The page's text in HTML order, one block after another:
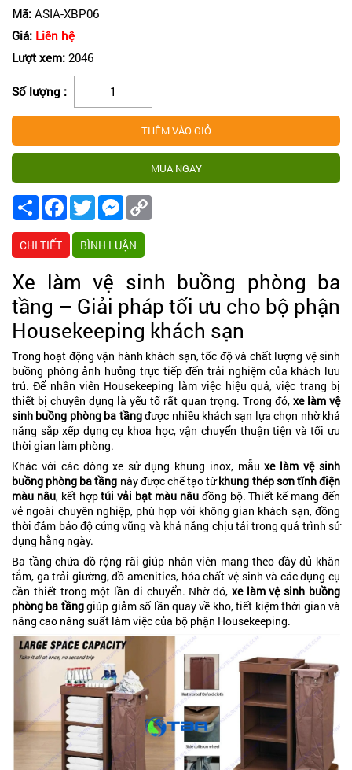
Mã: ASIA-XBP06
Giá: Liên hệ
Lượt xem: 2046
Số lượng :
Share FacebookTwitterMessenger
CHI TIẾT BÌNH LUẬN
Xe làm vệ sinh buồng phòng ba
tầng – Giải pháp tối ưu cho bộ phận
Housekeeping khách sạn
Trong hoạt động vận hành khách sạn, tốc độ và chất lượng vệ sinh
buồng phòng ảnh hưởng trực tiếp đến trải nghiệm của khách lưu
trú. Để nhân viên Housekeeping làm việc hiệu quả, việc trang bị
thiết bị chuyên dụng là yếu tố rất quan trọng. Trong đó, xe làm vệ
sinh buồng phòng ba tầngđược nhiều khách sạn lựa chọn nhờ khả
năng sắp xếp dụng cụ khoa học, vận chuyển thuận tiện và tối ưu
thời gian làm phòng.
Khác với các dòng xe sử dụng khung inox, mẫuxe làm vệ sinh
buồng phòng ba tầng này được chế tạo từkhung thép sơn tĩnh điện
màu nâu, kết hợptúi vải bạt màu nâuđồng bộ. Thiết kế mang đến
vẻ ngoài chuyên nghiệp, phù hợp với không gian khách sạn, đồng
thời đảm bảo độ cứng vững và khả năng chịu tải trong quá trình sử
dụng hằng ngày.
Ba tầng chứa đồ rộng rãi giúp nhân viên mang theo đầy đủ khăn
tắm, ga trải giường, đồ amenities, hóa chất vệ sinh và các dụng cụ
cần thiết trong một lần di chuyển. Nhờ đó, xe làm vệ sinh buồng
phòng ba tầnggiúp giảm số lần quay về kho, tiết kiệm thời gian và
nâng cao năng suất làm việc của bộ phận Housekeeping.